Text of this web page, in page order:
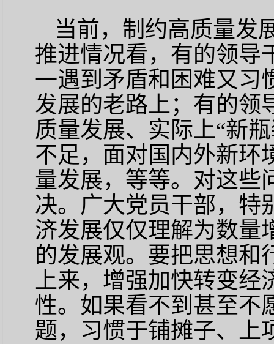
当前，制约高质量发
推进情况看，有的领导
一遇到矛盾和困难又习
发展的老路上；有的领
质量发展、实际上“新
不足，面对国内外新环
量发展，等等。对这些
决。广大党员干部，特
济发展仅仅理解为数量
的发展观。要把思想和
上来，增强加快转变经
性。如果看不到甚至不
题，习惯于铺摊子、上